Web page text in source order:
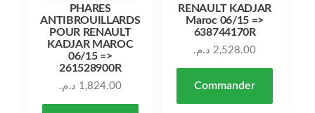
PHARES
ANTIBROUILLARDS
POUR RENAULT
KADJAR MAROC
06/15 =>
261528900R
1,824.00 د.م.
RENAULT KADJAR
Maroc 06/15 =>
638744170R
2,528.00 د.م.
Commander